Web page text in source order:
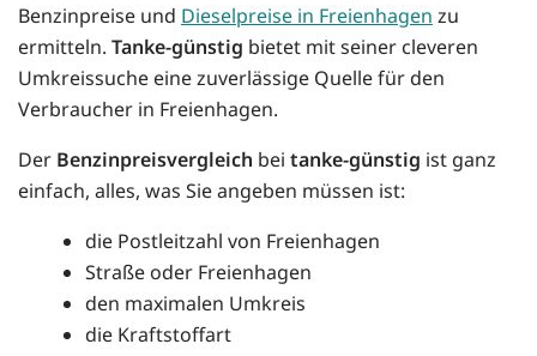
Benzinpreise und Dieselpreise in Freienhagen zu
ermitteln. Tanke-günstig bietet mit seiner cleveren
Umkreissuche eine zuverlässige Quelle für den
Verbraucher in Freienhagen.
Der Benzinpreisvergleich bei tanke-günstig ist ganz
einfach, alles, was Sie angeben müssen ist:
die Postleitzahl von Freienhagen
Straße oder Freienhagen
den maximalen Umkreis
die Kraftstoffart